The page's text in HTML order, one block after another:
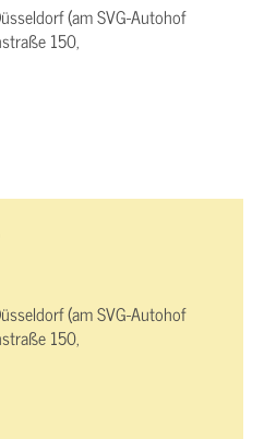
(am SVG-Autohof
150,
(am SVG-Autohof
150,